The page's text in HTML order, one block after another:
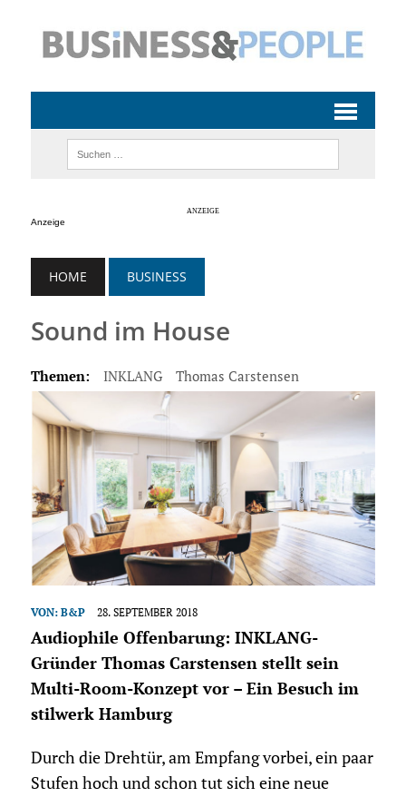
Anzeige
HOME BUSINESS
Sound im House
Themen: INKLANG Thomas Carstensen
VON: B&P 28. SEPTEMBER 2018
Audiophile Offenbarung: INKLANG-
Gründer Thomas Carstensen stellt sein
Multi-Room-Konzept vor – Ein Besuch im
stilwerk Hamburg
Durch die Drehtür, am Empfang vorbei, ein paar
Stufen hoch und schon tut sich eine neue